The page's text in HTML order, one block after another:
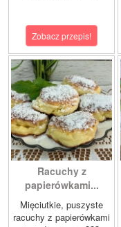
Zobacz przepis!
Racuchy z
papierówkami...
Mięciutkie, puszyste
racuchy z papierówkami